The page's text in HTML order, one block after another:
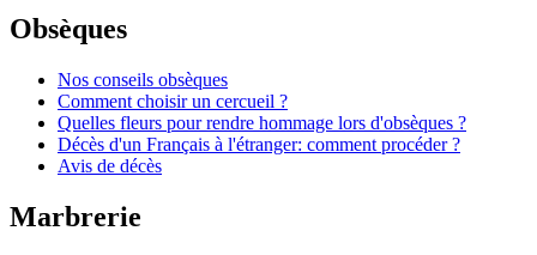
Obsèques
Nos conseils obsèques
Comment choisir un cercueil ?
Quelles fleurs pour rendre hommage lors d'obsèques ?
Décès d'un Français à l'étranger: comment procéder ?
Avis de décès
Marbrerie